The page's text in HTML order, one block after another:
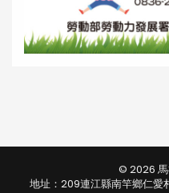
© 2026 馬
地址：209連江縣南竿鄉仁